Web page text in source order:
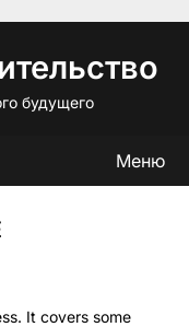
будущего
Меню
It covers some